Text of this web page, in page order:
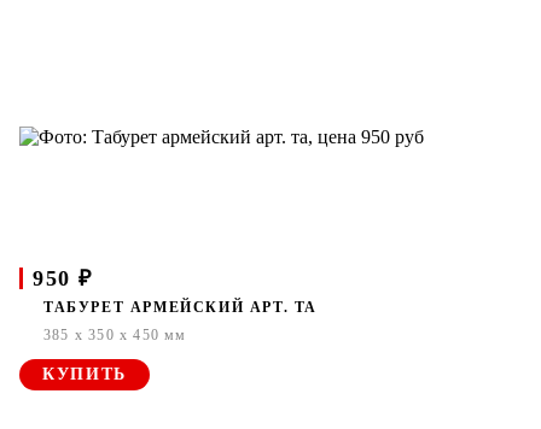
950 ₽
ТАБУРЕТ АРМЕЙСКИЙ АРТ. ТА
385 x 350 x 450 мм
КУПИТЬ